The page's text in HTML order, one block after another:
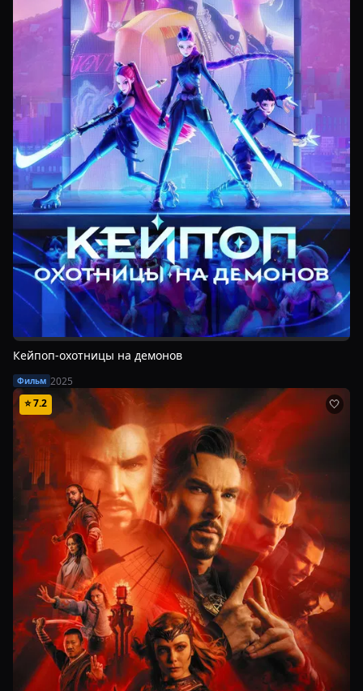
Кейпоп-охотницы на демонов
Фильм 2025
⭐7.2 🤍